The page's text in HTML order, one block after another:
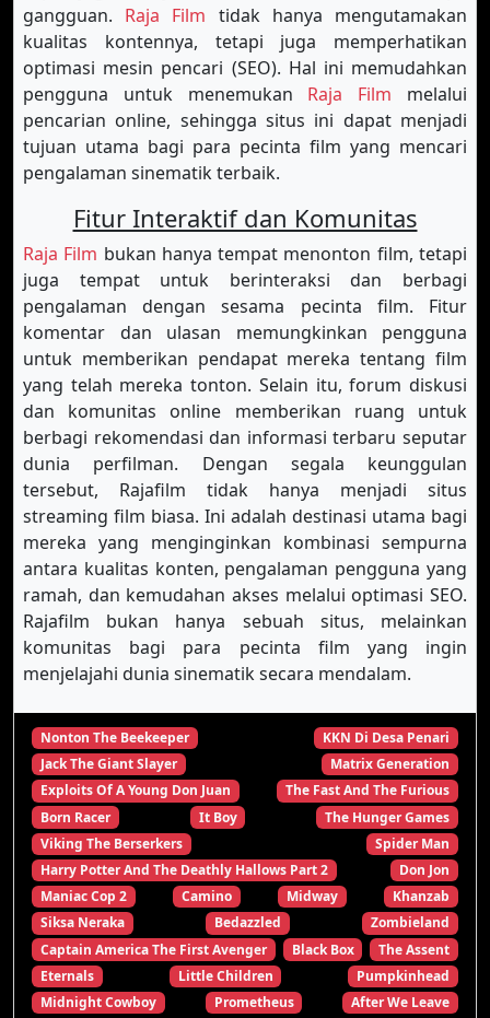
gangguan. Raja Film tidak hanya mengutamakan
kualitas kontennya, tetapi juga memperhatikan
optimasi mesin pencari (SEO). Hal ini memudahkan
pengguna untuk menemukan Raja Film melalui
pencarian online, sehingga situs ini dapat menjadi
tujuan utama bagi para pecinta film yang mencari
pengalaman sinematik terbaik.
Fitur Interaktif dan Komunitas
Raja Film bukan hanya tempat menonton film, tetapi
juga tempat untuk berinteraksi dan berbagi
pengalaman dengan sesama pecinta film. Fitur
komentar dan ulasan memungkinkan pengguna
untuk memberikan pendapat mereka tentang film
yang telah mereka tonton. Selain itu, forum diskusi
dan komunitas online memberikan ruang untuk
berbagi rekomendasi dan informasi terbaru seputar
dunia perfilman. Dengan segala keunggulan
tersebut, Rajafilm tidak hanya menjadi situs
streaming film biasa. Ini adalah destinasi utama bagi
mereka yang menginginkan kombinasi sempurna
antara kualitas konten, pengalaman pengguna yang
ramah, dan kemudahan akses melalui optimasi SEO.
Rajafilm bukan hanya sebuah situs, melainkan
komunitas bagi para pecinta film yang ingin
menjelajahi dunia sinematik secara mendalam.
Nonton The Beekeeper
KKN Di Desa Penari
Jack The Giant Slayer
Matrix Generation
Exploits Of A Young Don Juan
The Fast And The Furious
Born Racer
It Boy
The Hunger Games
Viking The Berserkers
Spider Man
Harry Potter And The Deathly Hallows Part 2
Don Jon
Maniac Cop 2
Camino Midway
Khanzab
Siksa Neraka
Bedazzled
Zombieland
Captain America The First Avenger
Black Box
The Assent
Eternals
Little Children
Pumpkinhead
Midnight Cowboy
Prometheus
After We Leave